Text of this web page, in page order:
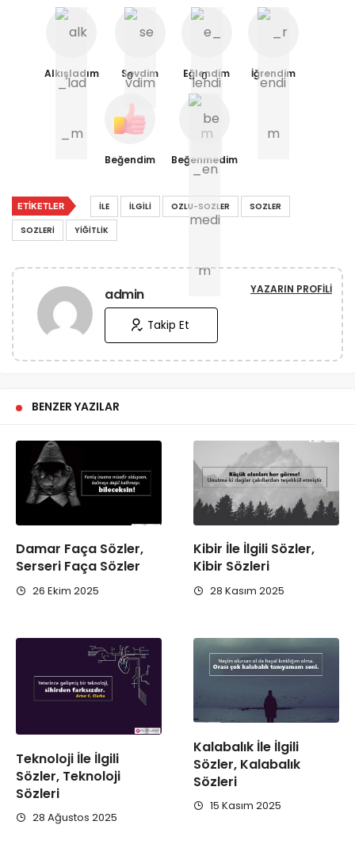
Alkışladım Sevdim Eğlendim İğrendim
0
Beğendim
0
Beğenmedim
ETIKETLER İLE İLGILI OZLU-SOZLER
SOZLER
SOZLERI
YIĞITLIK
admin YAZARIN PROFILI
Takip Et
BENZER YAZILAR
Damar Faça Sözler,
Serseri Faça Sözler
26 Ekim 2025
Kibir İle İlgili Sözler,
Kibir Sözleri
28 Kasım 2025
Teknoloji İle İlgili
Sözler, Teknoloji
Sözleri
28 Ağustos 2025
Kalabalık İle İlgili
Sözler, Kalabalık
Sözleri
15 Kasım 2025